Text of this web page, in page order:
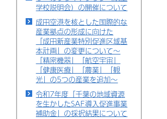
学校説明会）の開催について
成田空港を核とした国際的な
産業拠点の形成に向けた
「成田新産業特別促進区域基
本計画」の変更について～
「精密機器」「航空宇宙」
「健康医療」「農業」「観
光」の5つの産業を追加～
令和7年度「千葉の地域資源
を生かしたSAF導入促進事業
補助金」の採択結果について